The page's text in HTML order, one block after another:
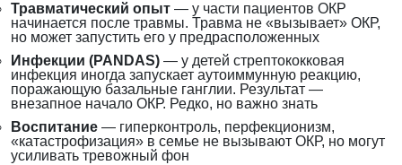
Травматический опыт — у части пациентов ОКР
начинается после травмы. Травма не «вызывает» ОКР,
но может запустить его у предрасположенных
Инфекции (PANDAS) — у детей стрептококковая
инфекция иногда запускает аутоиммунную реакцию,
поражающую базальные ганглии. Результат —
внезапное начало ОКР. Редко, но важно знать
Воспитание — гиперконтроль, перфекционизм,
«катастрофизация» в семье не вызывают ОКР, но могут
усиливать тревожный фон